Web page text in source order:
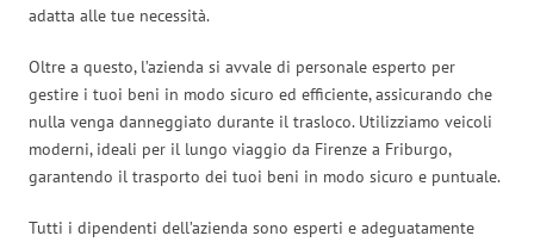
adatta alle tue necessità.
Oltre a questo, l’azienda si avvale di personale esperto per
gestire i tuoi beni in modo sicuro ed efficiente, assicurando che
nulla venga danneggiato durante il trasloco. Utilizziamo veicoli
moderni, ideali per il lungo viaggio da Firenze a Friburgo,
garantendo il trasporto dei tuoi beni in modo sicuro e puntuale.
Tutti i dipendenti dell’azienda sono esperti e adeguatamente